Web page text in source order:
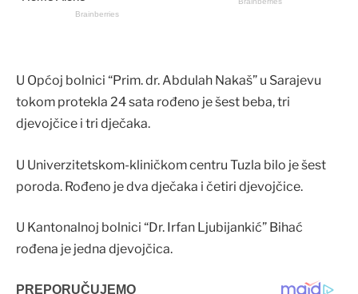
U Općoj bolnici “Prim. dr. Abdulah Nakaš” u Sarajevu
tokom protekla 24 sata rođeno je šest beba, tri
djevojčice i tri dječaka.
U Univerzitetskom-kliničkom centru Tuzla bilo je šest
poroda. Rođeno je dva dječaka i četiri djevojčice.
U Kantonalnoj bolnici “Dr. Irfan Ljubijankić” Bihać
rođena je jedna djevojčica.